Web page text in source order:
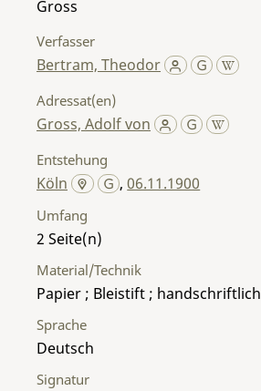
Gross
Verfasser
Bertram, Theodor
Adressat(en)
Gross, Adolf von
Entstehung
Köln ,06.11.1900
Umfang
2
Material/Technik
Papier ; Bleistift ; handschriftlich
Sprache
Deutsch
Signatur